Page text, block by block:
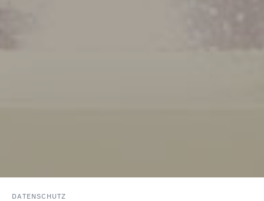
DATENSCHUTZ